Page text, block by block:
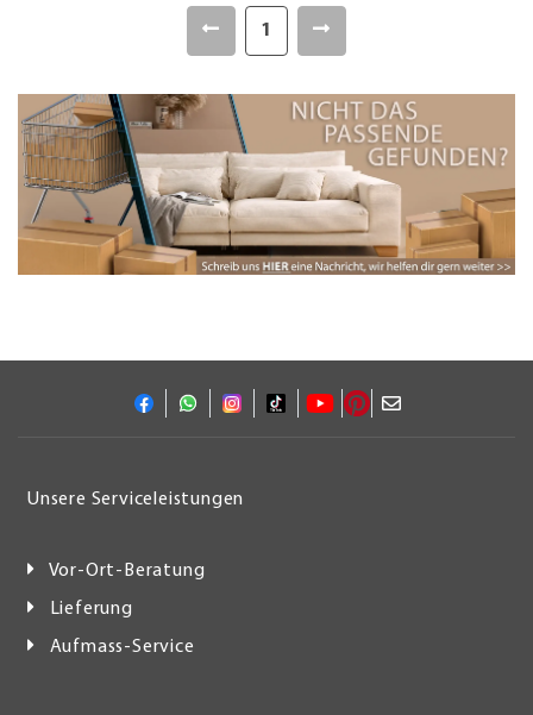
1
Unsere Serviceleistungen
Vor-Ort-Beratung
Lieferung
Aufmass-Service